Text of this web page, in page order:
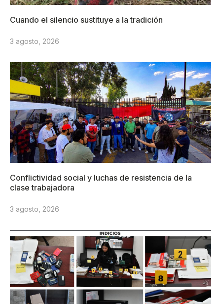
Cuando el silencio sustituye a la tradición
3 agosto, 2026
Conflictividad social y luchas de resistencia de la
clase trabajadora
3 agosto, 2026